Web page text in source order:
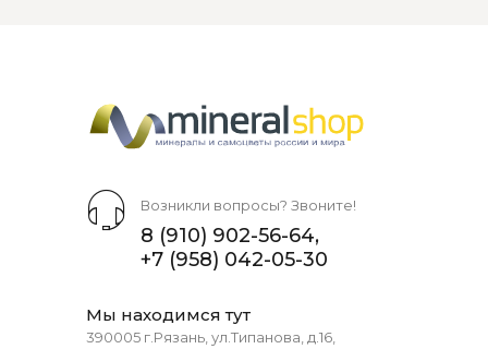
Возникли вопросы? Звоните!
8 (910) 902-56-64,
+7 (958) 042-05-30
Мы находимся тут
390005 г.Рязань, ул.Типанова, д.16,